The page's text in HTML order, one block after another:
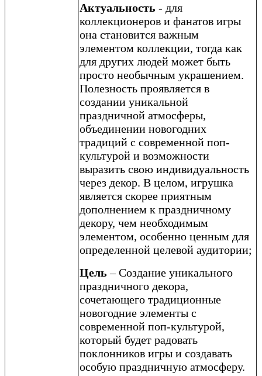
Актуальность - для
коллекционеров и фанатов игры
она становится важным
элементом коллекции, тогда как
для других людей может быть
просто необычным украшением.
Полезность проявляется в
создании уникальной
праздничной атмосферы,
объединении новогодних
традиций с современной поп-
культурой и возможности
выразить свою индивидуальность
через декор. В целом, игрушка
является скорее приятным
дополнением к праздничному
декору, чем необходимым
элементом, особенно ценным для
определенной целевой аудитории;
Цель– Создание уникального
праздничного декора,
сочетающего традиционные
новогодние элементы с
современной поп-культурой,
который будет радовать
поклонников игры и создавать
особую праздничную атмосферу.